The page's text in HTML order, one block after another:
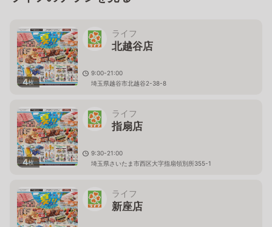
4枚
ライフ
北越谷店
9:00-21:00
埼玉県越谷市北越谷2-38-8
4枚
ライフ
指扇店
9:30-21:00
埼玉県さいたま市西区大字指扇領別所355-1
ライフ
新座店